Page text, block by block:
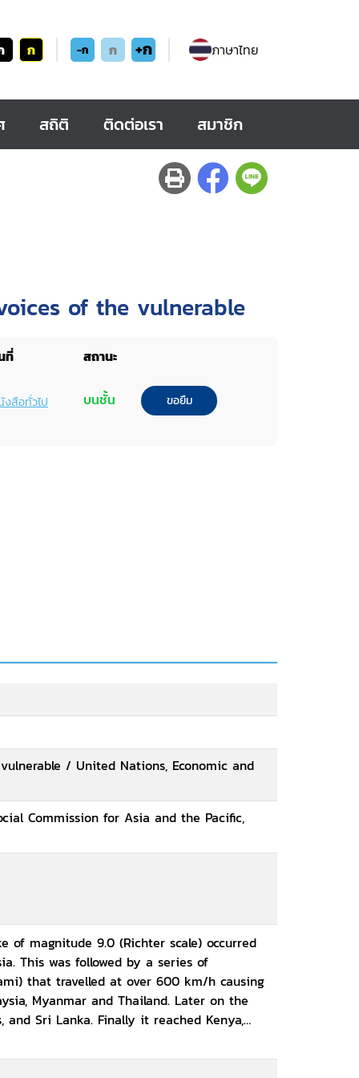
ก -ก ก +ก ภาษาไทย
สถิติ ติดต่อเรา สมาชิก
of the vulnerable
ที่ สถานะ
สือทั่วไป บนชั้น ขอยืม
/ United Nations, Economic and
Commission for Asia and the Pacific,
of magnitude 9.0 (Richter scale) occurred
This was followed by a series of
that travelled at over 600 km/h causing
Myanmar and Thailand. Later on the
and Sri Lanka. Finally it reached Kenya,
all over 2.4 million people were affected,
missing. The fisheries sector was hit worst